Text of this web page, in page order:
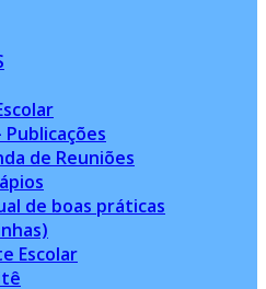
Publicações
de Reuniões
de boas práticas
Escolar